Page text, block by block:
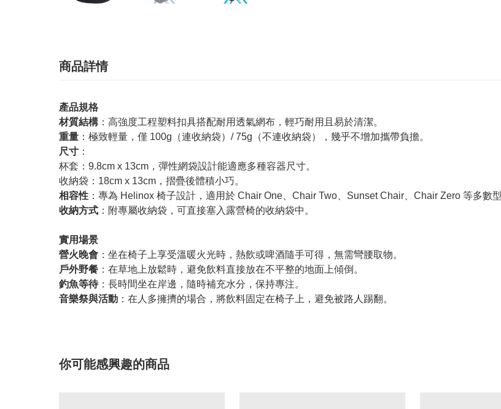
商品詳情
產品規格
材質結構 ：高強度工程塑料扣具搭配耐用透氣網布，輕巧耐用且易於清潔。
重量 ：極致輕量，僅 100g（連收納袋）/ 75g（不連收納袋），幾乎不增加攜帶負擔。
尺寸 ：
杯套：9.8cm x 13cm，彈性網袋設計能適應多種容器尺寸。
收納袋：18cm x 13cm，摺疊後體積小巧。
相容性 ：專為 Helinox 椅子設計，適用於 Chair One、Chair Two、Sunset Chair、Chair Zero 等多數
收納方式 ：附專屬收納袋，可直接塞入露營椅的收納袋中。
實用場景
營火晚會 ：坐在椅子上享受溫暖火光時，熱飲或啤酒隨手可得，無需彎腰取物。
戶外野餐 ：在草地上放鬆時，避免飲料直接放在不平整的地面上傾倒。
釣魚等待：長時間坐在岸邊，隨時補充水分，保持專注。
音樂祭與活動 ：在人多擁擠的場合，將飲料固定在椅子上，避免被路人踢翻。
你可能感興趣的商品